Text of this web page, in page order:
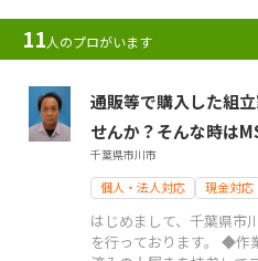
11人のプロがいます
通販等で購入した組
せんか？そんな時は
千葉県市川市
個人・法人対応 現金対応
はじめまして、千葉県市
を行っております。 ◆作